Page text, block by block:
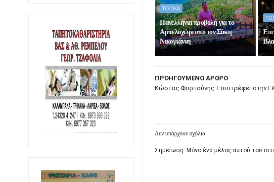
ΤΟΠΙΚΑ
Πανελλήνια προβολή για το
Αμπελοχώρι από τον Σάκη
Νικογιάννη
ΠΡΟΗΓΟΥΜΕΝΟ ΑΡΘΡΟ
Κώστας Φορτούνης: Eπιστρέφει στην
Δεν υπάρχουν σχόλια
Σημείωση: Μόνο ένα μέλος αυτού του